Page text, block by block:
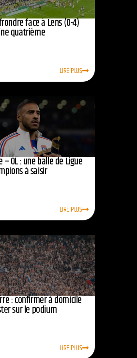
face à Lens (0-4)
quatrième
LIRE PLUS
– OL : une balle de Ligue
à saisir
LIRE PLUS
: confirmer à domicile
sur le podium
LIRE PLUS